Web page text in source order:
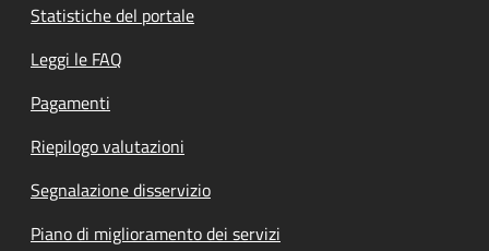
Statistiche del portale
Leggi le FAQ
Pagamenti
Riepilogo valutazioni
Segnalazione disservizio
Piano di miglioramento dei servizi